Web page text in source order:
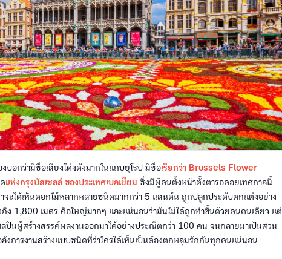
บอกว่ามีชื่อเสียงโด่งดังมากในแถบยุโรป มีชื่อเรียกว่า Brussels Flower
แห่งกรุงบัสเซลล์ ของประเทศเบลเยียม ซึ่งมีผู้คนตั้งหน้าตั้งตารอคอยเทศกาลนี้
าจะได้เห็นดอกไม้หลากหลายชนิดมากกว่า 5 แสนต้น ถูกปลูกประดับตกแต่งอย่าง
ง 1,800 เมตร คือใหญ่มากๆ และแน่นอนว่ามันไม่ได้ถูกทำขึ้นด้วยคนคนเดียว แต่
ลปินผู้สร้างสรรค์ผลงานออกมาได้อย่างประณีตกว่า 100 คน จนกลายมาเป็นสวน
การงานสร้างแบบชนิดที่ว่าใครได้เห็นเป็นต้องตกหลุมรักกันทุกคนแน่นอน